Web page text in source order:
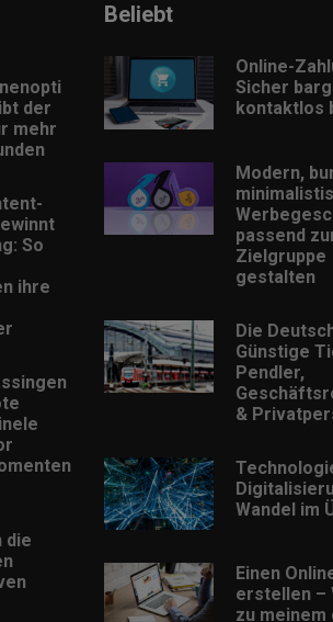
der
mehr
So
ihre
die
Beliebt
Online-
Sicher
kontaktlos
Modern,
passend
Zielgruppe
gestalten
Die
Günstige
Pendler,
&
Wandel im
Einen
erstellen –
zu meinem